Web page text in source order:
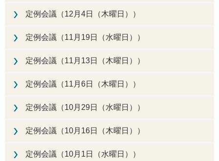
定例会議（12月4日（木曜日））
定例会議（11月19日（水曜日））
定例会議（11月13日（木曜日））
定例会議（11月6日（木曜日））
定例会議（10月29日（水曜日））
定例会議（10月16日（木曜日））
定例会議（10月1日（水曜日））